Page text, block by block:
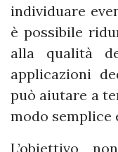
individuare
è possibile
alla qualità
applicazioni
può aiutare a
modo semplice
L’obiettivo